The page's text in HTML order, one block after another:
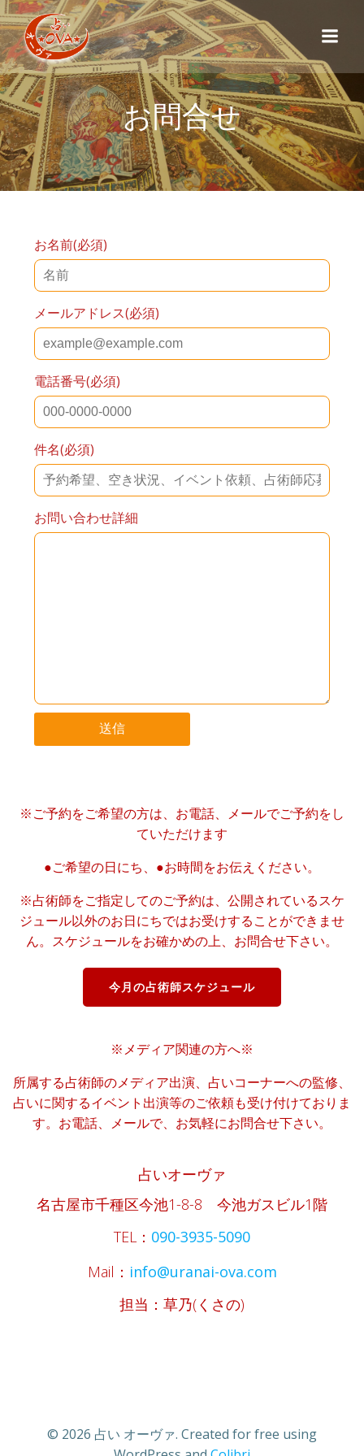
コ
ン
テ
ン
ツ
へ
ス
キ
ッ
プ
お問合せ
お名前(必須)
メールアドレス(必須)
電話番号(必須)
件名(必須)
お問い合わせ詳細
※ご予約をご希望の方は、お電話、メールでご予約をし
ていただけます
●ご希望の日にち、●お時間をお伝えください。
※占術師をご指定してのご予約は、公開されているスケ
ジュール以外のお日にちではお受けすることができませ
ん。スケジュールをお確かめの上、お問合せ下さい。
今月の占術師スケジュール
※メディア関連の方へ※
所属する占術師のメディア出演、占いコーナーへの監修、
占いに関するイベント出演等のご依頼も受け付けておりま
す。お電話、メールで、お気軽にお問合せ下さい。
占いオーヴァ
名古屋市千種区今池1-8-8 今池ガスビル1階
TEL： 090-3935-5090
Mail： info@uranai-ova.com
担当：草乃(くさの)
© 2026 占い オーヴァ. Created for free using